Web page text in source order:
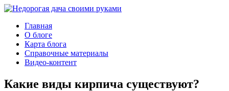
Главная
О блоге
Карта блога
Справочные материалы
Видео-контент
Какие виды кирпича существуют?